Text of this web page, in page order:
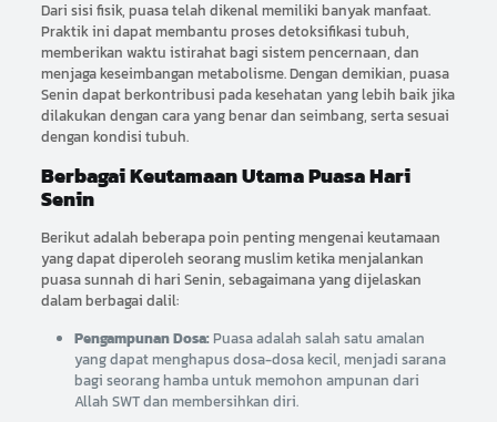
Dari sisi fisik, puasa telah dikenal memiliki banyak manfaat.
Praktik ini dapat membantu proses detoksifikasi tubuh,
memberikan waktu istirahat bagi sistem pencernaan, dan
menjaga keseimbangan metabolisme. Dengan demikian, puasa
Senin dapat berkontribusi pada kesehatan yang lebih baik jika
dilakukan dengan cara yang benar dan seimbang, serta sesuai
dengan kondisi tubuh.
Berbagai Keutamaan Utama Puasa Hari
Senin
Berikut adalah beberapa poin penting mengenai keutamaan
yang dapat diperoleh seorang muslim ketika menjalankan
puasa sunnah di hari Senin, sebagaimana yang dijelaskan
dalam berbagai dalil:
Pengampunan Dosa:Puasa adalah salah satu amalan
yang dapat menghapus dosa-dosa kecil, menjadi sarana
bagi seorang hamba untuk memohon ampunan dari
Allah SWT dan membersihkan diri.